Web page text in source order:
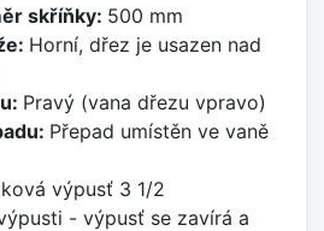
skříňky: 500 mm
Horní, dřez je usazen nad
Pravý (vana dřezu vpravo)
Přepad umístěn ve vaně
výpusť 3 1/2
- výpusť se zavírá a